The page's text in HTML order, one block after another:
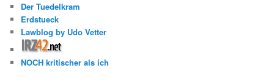
Der Tuedelkram
Erdstueck
Lawblog by Udo Vetter
NOCH kritischer als ich